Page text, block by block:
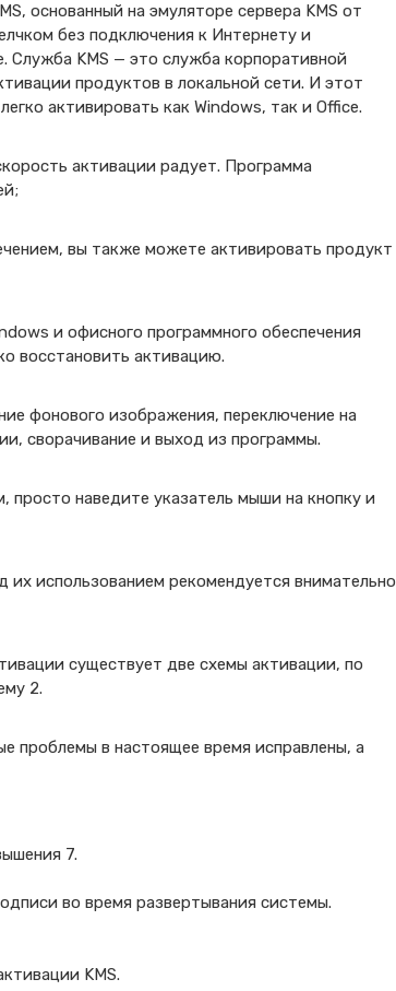
основанный на эмуляторе сервера KMS от
без подключения к Интернету и
Служба KMS — это служба корпоративной
продуктов в локальной сети. И этот
активировать как Windows, так и Office.
активации радует. Программа
вы также можете активировать продукт
и офисного программного обеспечения
восстановить активацию.
фонового изображения, переключение на
сворачивание и выход из программы.
наведите указатель мыши на кнопку и
использованием рекомендуется внимательно
существует две схемы активации, по
2.
проблемы в настоящее время исправлены, а
7.
во время развертывания системы.
KMS.